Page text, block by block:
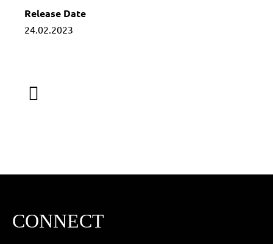
Release Date
24.02.2023
CONNECT